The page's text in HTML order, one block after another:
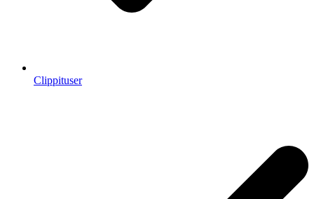
Clippituser